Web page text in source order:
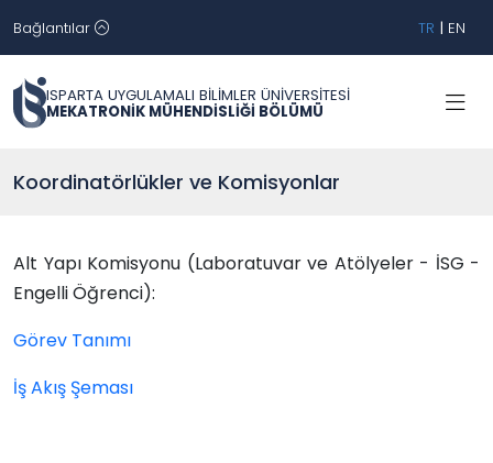
Bağlantılar TR | EN
ISPARTA UYGULAMALI BİLİMLER ÜNİVERSİTESİ
MEKATRONİK MÜHENDİSLİĞİ BÖLÜMÜ
Koordinatörlükler ve Komisyonlar
Alt Yapı Komisyonu (Laboratuvar ve Atölyeler - İSG -
Engelli Öğrenci):
Görev Tanımı
İş Akış Şeması